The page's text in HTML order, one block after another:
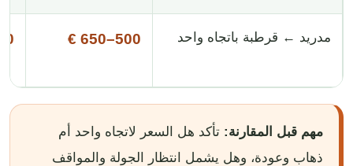
مدريد ← قرطبة باتجاه واحد 500–650 €
€
مهم قبل المقارنة: تأكد هل السعر لاتجاه واحد أم
ذهاب وعودة، وهل يشمل انتظار الجولة والمواقف